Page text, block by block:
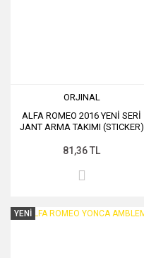
ORJINAL
ALFA ROMEO 2016 YENİ SERİ
JANT ARMA TAKIMI (STICKER)
81,36 TL
YENİ